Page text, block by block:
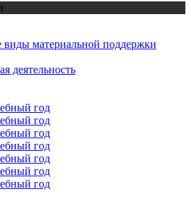
материальной поддержки
деятельность
год
год
год
год
год
год
год